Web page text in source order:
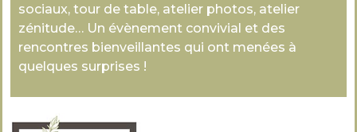
sociaux, tour de table, atelier photos, atelier
zénitude… Un évènement convivial et des
rencontres bienveillantes qui ont menées à
quelques surprises !